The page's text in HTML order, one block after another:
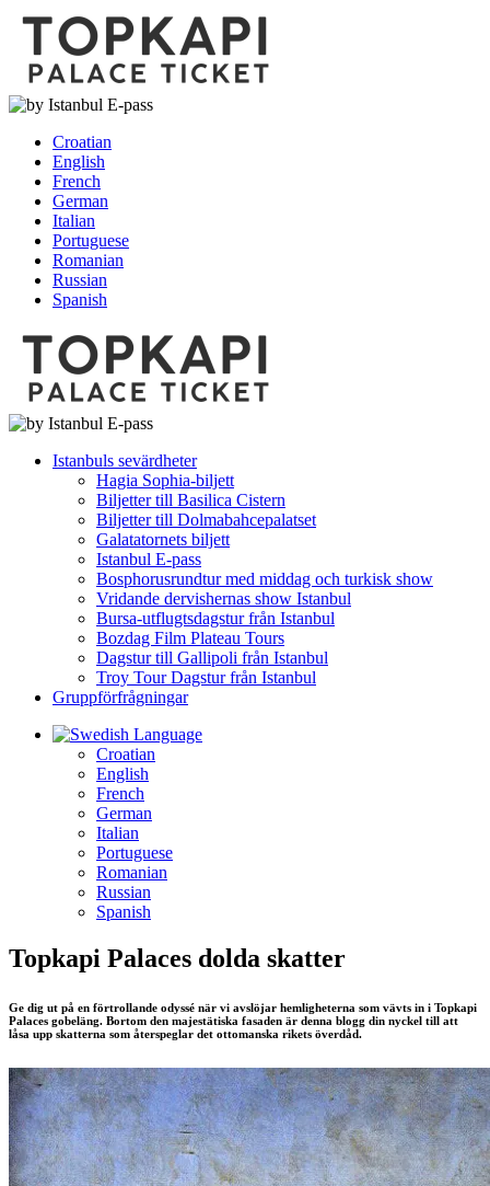
Croatian
English
French
German
Italian
Portuguese
Romanian
Russian
Spanish
Istanbuls sevärdheter
Hagia Sophia-biljett
Biljetter till Basilica Cistern
Biljetter till Dolmabahcepalatset
Galatatornets biljett
Istanbul E-pass
Bosphorusrundtur med middag och turkisk show
Vridande dervishernas show Istanbul
Bursa-utflugtsdagstur från Istanbul
Bozdag Film Plateau Tours
Dagstur till Gallipoli från Istanbul
Troy Tour Dagstur från Istanbul
Gruppförfrågningar
Language
Croatian
English
French
German
Italian
Portuguese
Romanian
Russian
Spanish
Topkapi Palaces dolda skatter
Ge dig ut på en förtrollande odyssé när vi avslöjar hemligheterna som vävts in i Topkapi
Palaces gobeläng. Bortom den majestätiska fasaden är denna blogg din nyckel till att
låsa upp skatterna som återspeglar det ottomanska rikets överdåd.